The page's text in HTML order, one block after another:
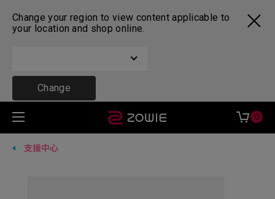
Change your region to view content applicable to
your location and shop online.
Change
0
支援中心